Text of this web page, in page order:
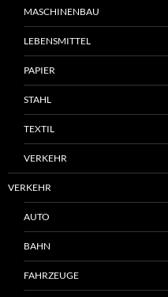
MASCHINENBAU
LEBENSMITTEL
PAPIER
STAHL
TEXTIL
VERKEHR
VERKEHR
AUTO
BAHN
FAHRZEUGE